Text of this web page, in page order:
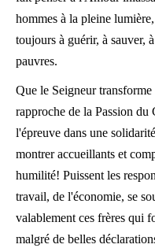
hommes à la pleine
toujours à guérir, à sauver,
pauvres.
Que le Seigneur
rapproche de la Passion
l'épreuve dans une
montrer accueillants et
humilité! Puissent les
travail, de l'économie, se
valablement ces frères qui
malgré de belles